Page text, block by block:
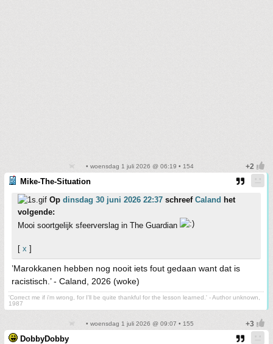
• woensdag 1 juli 2026 @ 06:19 • 154
Mike-The-Situation
Op dinsdag 30 juni 2026 22:37 schreef Caland het
volgende:
Mooi soortgelijk sfeerverslag in The Guardian
[ x ]
’Marokkanen hebben nog nooit iets fout gedaan want dat is
racistisch.’ - Caland, 2026 (woke)
'Correct me if i'm wrong, for I'll be quite thankful for the lesson learned.' - Author unknown,
1987
• woensdag 1 juli 2026 @ 09:07 • 155
DobbyDobby